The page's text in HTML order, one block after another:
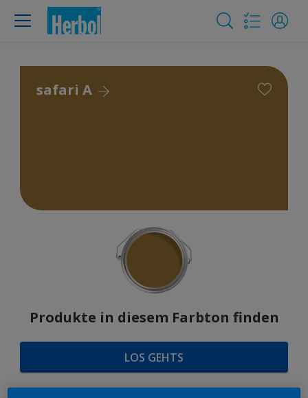
safari A
Produkte in diesem Farbton finden
LOS GEHTS